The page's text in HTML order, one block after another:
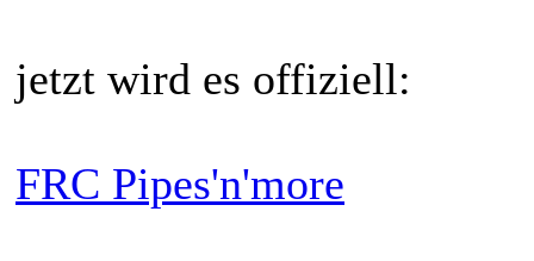
jetzt wird es offiziell:
FRC Pipes'n'more